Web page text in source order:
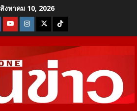
สิงหาคม 10, 2026
YoutubeInstagram
X Tiktok